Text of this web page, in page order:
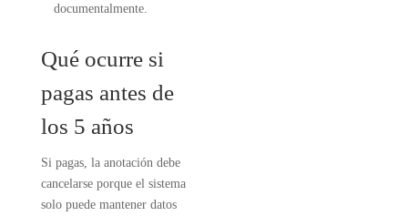
documentalmente.
Qué ocurre si
pagas antes de
los 5 años
Si pagas, la anotación debe
cancelarse porque el sistema
solo puede mantener datos